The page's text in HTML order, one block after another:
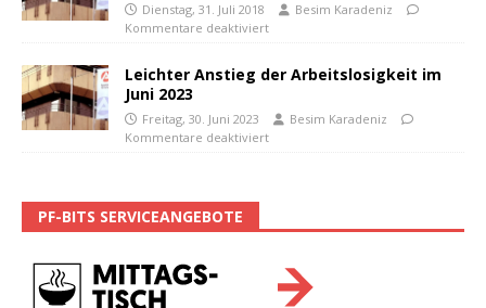
Dienstag, 31. Juli 2018
Besim Karadeniz
Kommentare deaktiviert
Leichter Anstieg der Arbeitslosigkeit im
Juni 2023
Freitag, 30. Juni 2023
Besim Karadeniz
Kommentare deaktiviert
PF-BITS SERVICEANGEBOTE